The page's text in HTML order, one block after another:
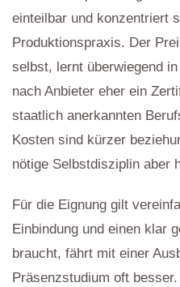
einteilbar und konzentriert
Produktionspraxis. Der
selbst, lernt überwiegend
nach Anbieter eher ein
staatlich anerkannten
Kosten sind kürzer
nötige Selbstdisziplin aber
Für die Eignung gilt
Einbindung und einen klar
braucht, fährt mit einer
Präsenzstudium oft